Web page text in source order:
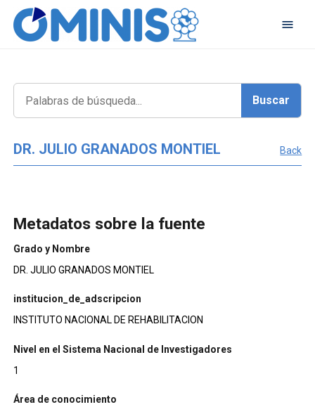
DR. JULIO GRANADOS MONTIEL Back
Metadatos sobre la fuente
Grado y Nombre
DR. JULIO GRANADOS MONTIEL
institucion_de_adscripcion
INSTITUTO NACIONAL DE REHABILITACION
Nivel en el Sistema Nacional de Investigadores
1
Área de conocimiento